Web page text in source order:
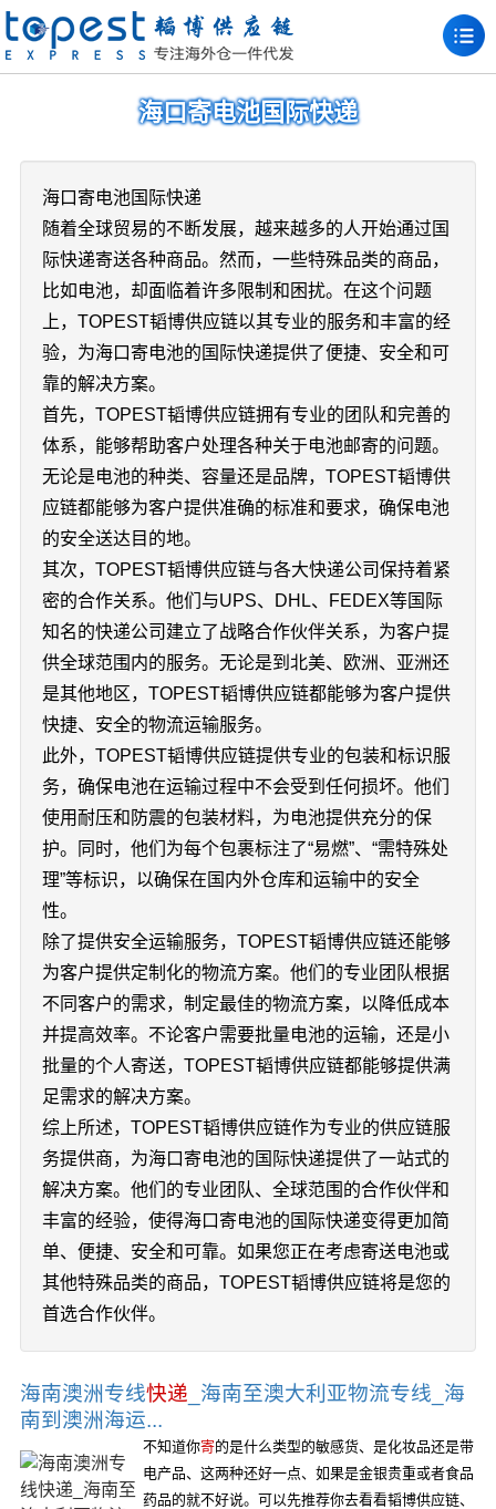
海口寄电池国际快递
海口寄电池国际快递
随着全球贸易的不断发展，越来越多的人开始通过国
际快递寄送各种商品。然而，一些特殊品类的商品，
比如电池，却面临着许多限制和困扰。在这个问题
上，TOPEST韬博供应链以其专业的服务和丰富的经
验，为海口寄电池的国际快递提供了便捷、安全和可
靠的解决方案。
首先，TOPEST韬博供应链拥有专业的团队和完善的
体系，能够帮助客户处理各种关于电池邮寄的问题。
无论是电池的种类、容量还是品牌，TOPEST韬博供
应链都能够为客户提供准确的标准和要求，确保电池
的安全送达目的地。
其次，TOPEST韬博供应链与各大快递公司保持着紧
密的合作关系。他们与UPS、DHL、FEDEX等国际
知名的快递公司建立了战略合作伙伴关系，为客户提
供全球范围内的服务。无论是到北美、欧洲、亚洲还
是其他地区，TOPEST韬博供应链都能够为客户提供
快捷、安全的物流运输服务。
此外，TOPEST韬博供应链提供专业的包装和标识服
务，确保电池在运输过程中不会受到任何损坏。他们
使用耐压和防震的包装材料，为电池提供充分的保
护。同时，他们为每个包裹标注了“易燃”、“需特殊处
理”等标识，以确保在国内外仓库和运输中的安全
性。
除了提供安全运输服务，TOPEST韬博供应链还能够
为客户提供定制化的物流方案。他们的专业团队根据
不同客户的需求，制定最佳的物流方案，以降低成本
并提高效率。不论客户需要批量电池的运输，还是小
批量的个人寄送，TOPEST韬博供应链都能够提供满
足需求的解决方案。
综上所述，TOPEST韬博供应链作为专业的供应链服
务提供商，为海口寄电池的国际快递提供了一站式的
解决方案。他们的专业团队、全球范围的合作伙伴和
丰富的经验，使得海口寄电池的国际快递变得更加简
单、便捷、安全和可靠。如果您正在考虑寄送电池或
其他特殊品类的商品，TOPEST韬博供应链将是您的
首选合作伙伴。
海南澳洲专线快递 _海南至澳大利亚物流专线_海
南到澳洲海运...
不知道你寄的是什么类型的敏感货、是化妆品还是带
电产品、这两种还好一点、如果是金银贵重或者食品
药品的就不好说。可以先推荐你去看看韬博供应链、